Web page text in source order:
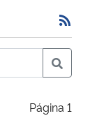
Página 1